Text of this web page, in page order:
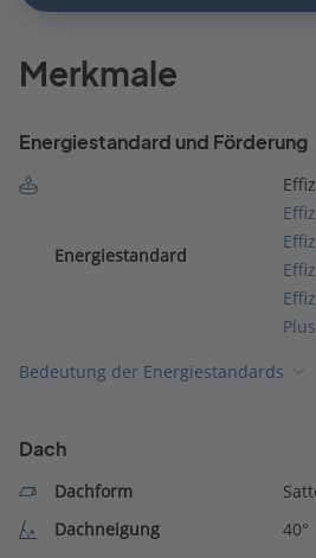
Merkmale
Energiestandard und Förderung
Energiestandard
Bedeutung der Energiestandards
Dach
Dachform
Dachneigung
40°